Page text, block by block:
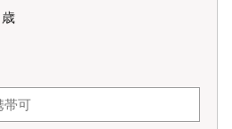
支払うものとします。
現金にて支払うものとします。
無しの場合、退会扱いとなりま
ます。
チケット代金は、理由の如何に
歳